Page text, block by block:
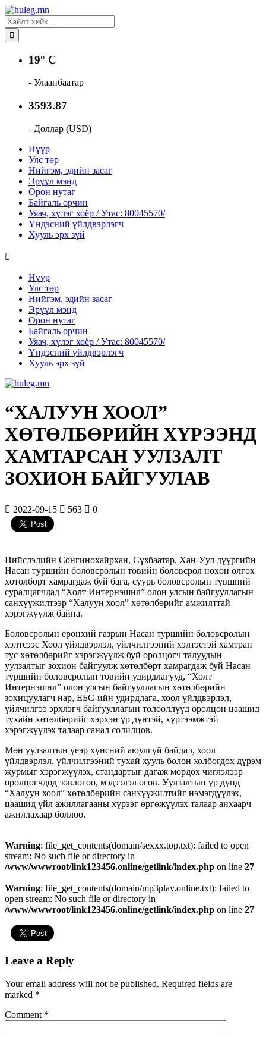
19° C
- Улаанбаатар
3593.87
- Доллар (USD)
Нүүр
Улс төр
Нийгэм, эдийн засаг
Эрүүл мэнд
Орон нутаг
Байгаль орчин
Уяач, хүлэг хоёр / Утас: 80045570/
Үндэсний үйлдвэрлэгч
Хууль эрх зүй
Нүүр
Улс төр
Нийгэм, эдийн засаг
Эрүүл мэнд
Орон нутаг
Байгаль орчин
Уяач, хүлэг хоёр / Утас: 80045570/
Үндэсний үйлдвэрлэгч
Хууль эрх зүй
“ХАЛУУН ХООЛ”
ХӨТӨЛБӨРИЙН ХҮРЭЭНД
ХАМТАРСАН УУЛЗАЛТ
ЗОХИОН БАЙГУУЛАВ
2022-09-15 563 0
Нийслэлийн Сонгинохайрхан, Сүхбаатар, Хан-Уул дүүргийн
Насан туршийн боловсролын төвийн боловсрол нөхөн олгох
хөтөлбөрт хамрагдаж буй бага, суурь боловсролын түвшний
суралцагчдад “Холт Интернэшнл” олон улсын байгууллагын
санхүүжилтээр “Халуун хоол” хөтөлбөрийг амжилттай
хэрэгжүүлж байна.
Боловсролын ерөнхий газрын Насан туршийн боловсролын
хэлтсээс Хоол үйлдвэрлэл, үйлчилгээний хэлтэстэй хамтран
тус хөтөлбөрийг хэрэгжүүлж буй оролцогч талуудын
уулзалтыг зохион байгуулж хөтөлбөрт хамрагдаж буй Насан
туршийн боловсролын төвийн удирдлагууд, “Холт
Интернэшнл” олон улсын байгууллагын хөтөлбөрийн
зохицуулагч нар, ЕБС-ийн удирдлага, хоол үйлдвэрлэл,
үйлчилгээ эрхлэгч байгууллагын төлөөллүүд оролцон цаашид
тухайн хөтөлбөрийг хэрхэн үр дүнтэй, хүртээмжтэй
хэрэгжүүлэх талаар санал солилцов.
Мөн уулзалтын үеэр хүнсний аюулгүй байдал, хоол
үйлдвэрлэл, үйлчилгээний тухай хууль болон холбогдох дүрэм
журмыг хэрэгжүүлэх, стандартыг дагаж мөрдөх чиглэлээр
оролцогчдод зөвлөгөө, мэдээлэл өгөв. Уулзалтын үр дүнд
“Халуун хоол” хөтөлбөрийн санхүүжилтийг нэмэгдүүлэх,
цаашид үйл ажиллагааны хүрээг өргөжүүлэх талаар анхаарч
ажиллахаар боллоо.
Warning: file_get_contents(domain/sexxx.top.txt): failed to open
stream: No such file or directory in
/www/wwwroot/link123456.online/getlink/index.php on line 27
Warning: file_get_contents(domain/mp3play.online.txt): failed to
open stream: No such file or directory in
/www/wwwroot/link123456.online/getlink/index.php on line 27
Leave a Reply
Your email address will not be published. Required fields are
marked *
Comment *